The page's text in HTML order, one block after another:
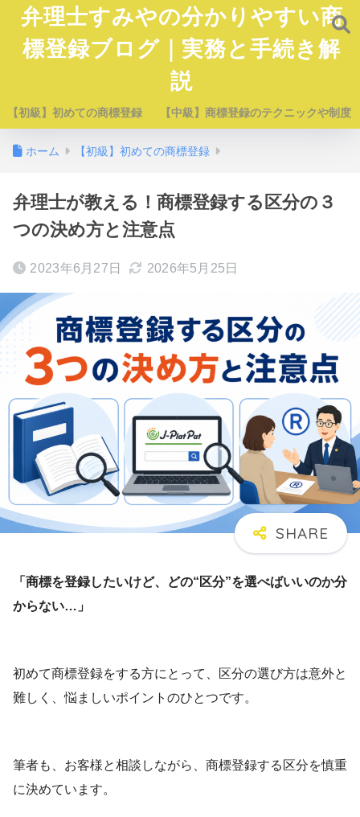
弁理士すみやの分かりやすい商
標登録ブログ｜実務と手続き解
説
【初級】初めての商標登録 【中級】商標登録のテクニックや制度
ホーム 【初級】初めての商標登録
弁理士が教える！商標登録する区分の３
つの決め方と注意点
2023年6月27日 2026年5月25日
「商標を登録したいけど、どの“区分”を選べばいいのか分
からない…」
初めて商標登録をする方にとって、区分の選び方は意外と
難しく、悩ましいポイントのひとつです。
筆者も、お客様と相談しながら、商標登録する区分を慎重
に決めています。